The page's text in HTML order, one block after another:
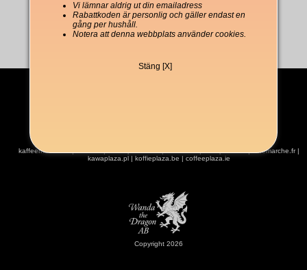
kaffeemarket.de|kaffe.se|coffeeplaza.com|kahvitori.fi|kaffeplaza.dk|cafemarche.fr|
kawaplaza.pl| koffieplaza.be | coffeeplaza.ie
Copyright 2026
Vi lämnar aldrig ut din emailadress
Rabattkoden är personlig och gäller endast en
gång per hushåll.
Notera att denna webbplats använder cookies.
Stäng [X]